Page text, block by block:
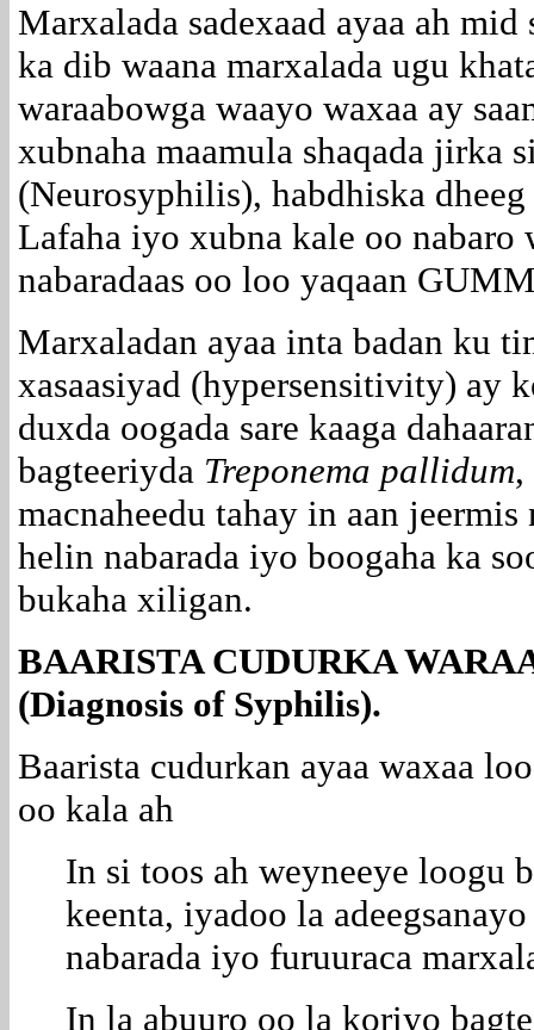
Marxalada sadexaad ayaa ah mid
ka dib waana marxalada ugu
waraabowga waayo waxaa ay
xubnaha maamula shaqada jirka
(Neurosyphilis), habdhiska dheeg
Lafaha iyo xubna kale oo nabaro
nabaradaas oo loo yaqaan
Marxaladan ayaa inta badan ku
xasaasiyad (hypersensitivity) ay
duxda oogada sare kaaga
bagteeriyda Treponema pallidum,
macnaheedu tahay in aan jeermis
helin nabarada iyo boogaha ka
bukaha xiligan.
BAARISTA CUDURKA
(Diagnosis of Syphilis).
Baarista cudurkan ayaa waxaa
oo kala ah
In si toos ah weyneeye loogu
keenta, iyadoo la
nabarada iyo furuuraca
In la abuuro oo la koriyo